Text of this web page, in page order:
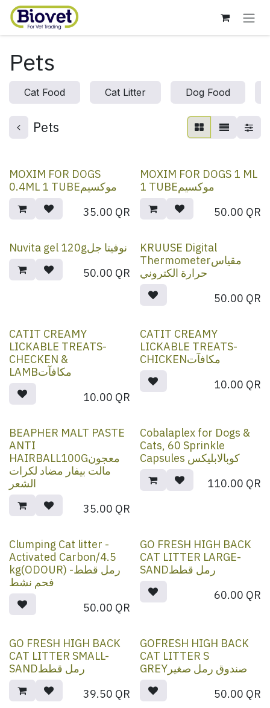
Skip to Content
Pets
Cat Food Cat Litter Dog Food
Pets
MOXIM FOR DOGS
0.4ML 1 TUBEموكسيم
35.00 QR
MOXIM FOR DOGS 1 ML
1 TUBEموكسيم
50.00 QR
Nuvita gel 120gنوفيتا جل
50.00 QR
KRUUSE Digital
Thermometerمقياس
حرارة الكتروني
50.00 QR
CATIT CREAMY
LICKABLE TREATS-
CHECKEN &
LAMBمكافآت
10.00 QR
CATIT CREAMY
LICKABLE TREATS-
CHICKENمكافآت
10.00 QR
BEAPHER MALT PASTE
ANTI
HAIRBALL100Gمعجون
مالت بيفار مضاد لكرات
الشعر
35.00 QR
Cobalaplex for Dogs &
Cats, 60 Sprinkle
Capsules كوبالابليكس
110.00 QR
Clumping Cat litter -
Activated Carbon/4.5
kg(ODOUR) -رمل قطط
فحم نشط
50.00 QR
GO FRESH HIGH BACK
CAT LITTER LARGE-
SANDرمل قطط
60.00 QR
GO FRESH HIGH BACK
CAT LITTER SMALL-
SANDرمل قطط
39.50 QR
GOFRESH HIGH BACK
CAT LITTER S
GREYصندوق رمل صغير
50.00 QR